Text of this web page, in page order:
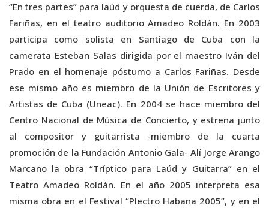
“En tres partes” para laúd y orquesta de cuerda, de Carlos
Fariñas, en el teatro auditorio Amadeo Roldán. En 2003
participa como solista en Santiago de Cuba con la
camerata Esteban Salas dirigida por el maestro Iván del
Prado en el homenaje póstumo a Carlos Fariñas. Desde
ese mismo año es miembro de la Unión de Escritores y
Artistas de Cuba (Uneac). En 2004 se hace miembro del
Centro Nacional de Música de Concierto, y estrena junto
al compositor y guitarrista -miembro de la cuarta
promoción de la Fundación Antonio Gala- Alí Jorge Arango
Marcano la obra “Tríptico para Laúd y Guitarra” en el
Teatro Amadeo Roldán. En el año 2005 interpreta esa
misma obra en el Festival “Plectro Habana 2005”, y en el